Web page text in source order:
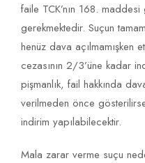
faile TCK’nın 168.
gerekmektedir. Suçun
henüz dava açılmamışken
cezasının 2/3’üne kadar
pişmanlık, fail hakkında
verilmeden önce
indirim yapılabilecektir.
Mala zarar verme suçu